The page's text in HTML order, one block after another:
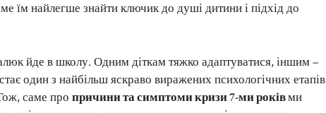
їм найлегше знайти ключик до душі дитини і підхід до
йде в школу. Одним діткам тяжко адаптуватися, іншим –
один з найбільш яскраво виражених психологічних етапів
саме про причини та симптоми кризи 7-ми роківми